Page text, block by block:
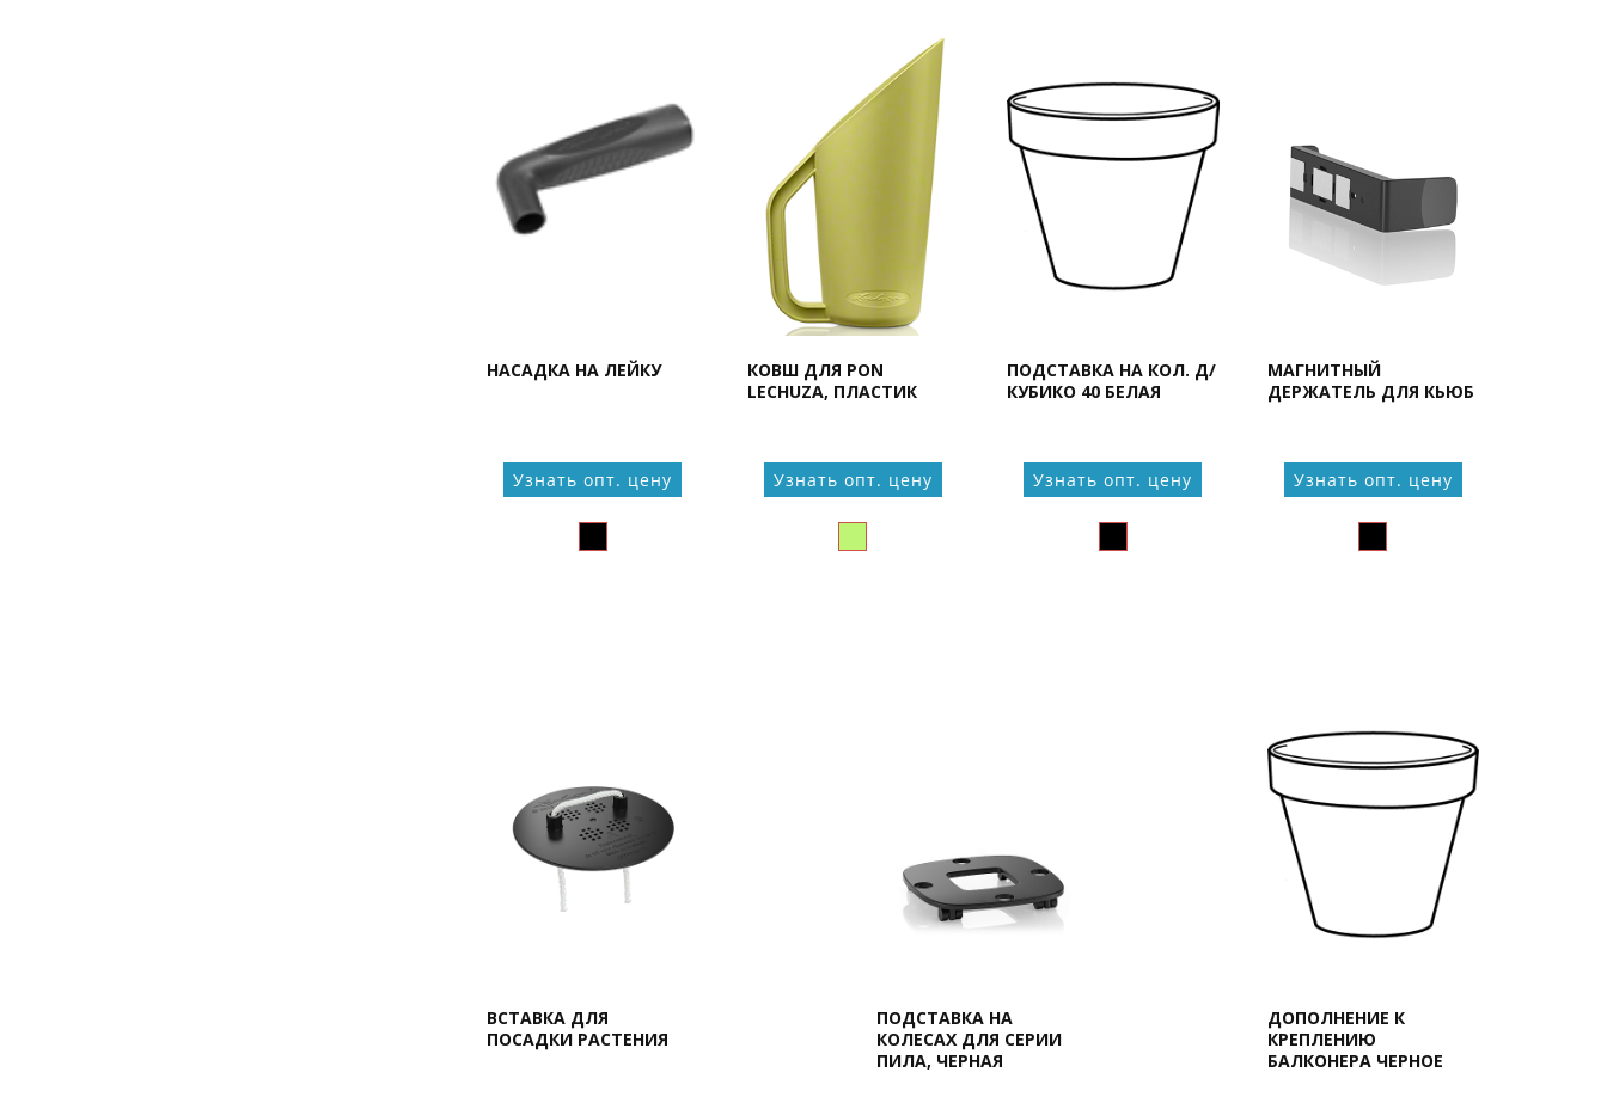
НАСАДКА НА ЛЕЙКУ
Узнать опт. цену
КОВШ ДЛЯ PON
LECHUZA, ПЛАСТИК
Узнать опт. цену
ПОДСТАВКА НА КОЛ. Д/
КУБИКО 40 БЕЛАЯ
Узнать опт. цену
МАГНИТНЫЙ
ДЕРЖАТЕЛЬ ДЛЯ КЬЮБ
Узнать опт. цену
ВСТАВКА ДЛЯ
ПОСАДКИ РАСТЕНИЯ
ПОДСТАВКА НА
КОЛЕСАХ ДЛЯ СЕРИИ
ПИЛА, ЧЕРНАЯ
ДОПОЛНЕНИЕ К
КРЕПЛЕНИЮ
БАЛКОНЕРА ЧЕРНОЕ